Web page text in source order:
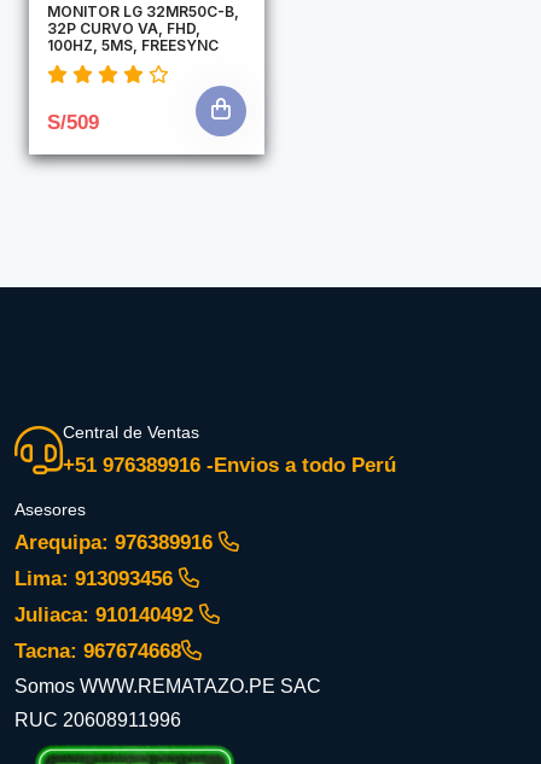
MONITOR LG 32MR50C-B,
32P CURVO VA, FHD,
100HZ, 5MS, FREESYNC
S/509
Central de Ventas
+51 976389916 -Envios a todo Perú
Asesores
Arequipa: 976389916
Lima: 913093456
Juliaca: 910140492
Tacna: 967674668
Somos WWW.REMATAZO.PE SAC
RUC 20608911996